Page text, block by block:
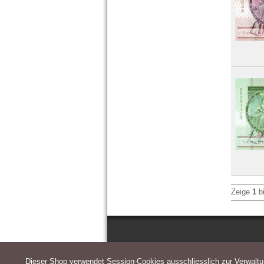
Zeige 1
Dieser Shop verwendet Session-Cookies ausschliesslich zur